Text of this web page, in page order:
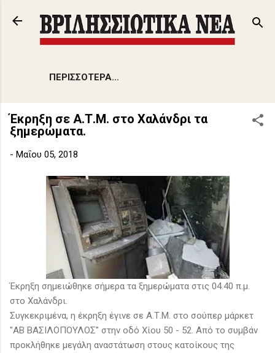
Μετάβαση στο κύριο περιεχόμενο
ΠΕΡΙΣΣΌΤΕΡΑ…
Έκρηξη σε Α.Τ.Μ. στο Χαλάνδρι τα
ξημερώματα.
- Μαΐου 05, 2018
Έκρηξη σημειώθηκε σήμερα τα ξημερώματα στις 04.40 π.μ.
στο Χαλάνδρι.
Συγκεκριμένα, η έκρηξη έγινε σε Α.Τ.Μ. στο σούπερ μάρκετ
"ΑΒ ΒΑΣΙΛΟΠΟΥΛΟΣ" στην οδό Χίου 50 - 52. Από το συμβάν
προκλήθηκε μεγάλη αναστάτωση στους κατοίκους της